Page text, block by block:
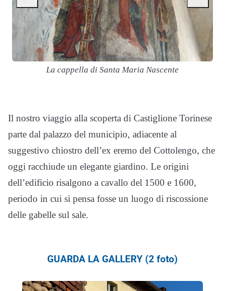
La cappella di Santa Maria Nascente
Il nostro viaggio alla scoperta di Castiglione Torinese
parte dal palazzo del municipio, adiacente al
suggestivo chiostro dell’ex eremo del Cottolengo, che
oggi racchiude un elegante giardino. Le origini
dell’edificio risalgono a cavallo del 1500 e 1600,
periodo in cui si pensa fosse un luogo di riscossione
delle gabelle sul sale.
GUARDA LA GALLERY (2 foto)